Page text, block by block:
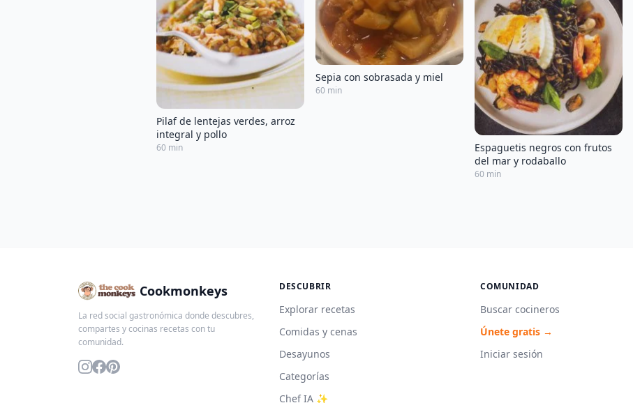
Pilaf de lentejas verdes, arroz
integral y pollo
60 min
Sepia con sobrasada y miel
60 min
Espaguetis negros con frutos
del mar y rodaballo
60 min
Cookmonkeys
La red social gastronómica donde descubres,
compartes y cocinas recetas con tu
comunidad.
DESCUBRIR
Explorar recetas
Comidas y cenas
Desayunos
Categorías
Chef IA ✨
COMUNIDAD
Buscar cocineros
Únete gratis →
Iniciar sesión